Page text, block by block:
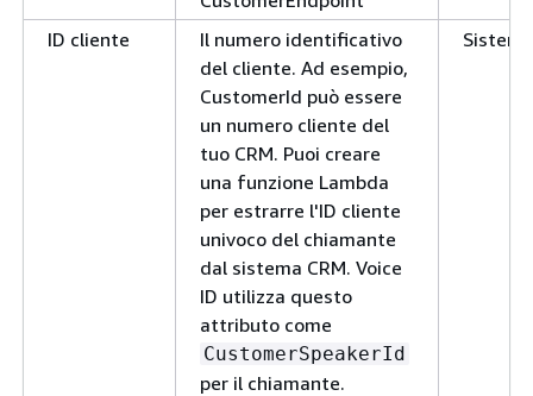
ID cliente
Il numero identificativo
del cliente. Ad esempio,
CustomerId può essere
un numero cliente del
tuo CRM. Puoi creare
una funzione Lambda
per estrarre l'ID cliente
univoco del chiamante
dal sistema CRM. Voice
ID utilizza questo
attributo come
CustomerSpeakerId
per il chiamante.
Sistema